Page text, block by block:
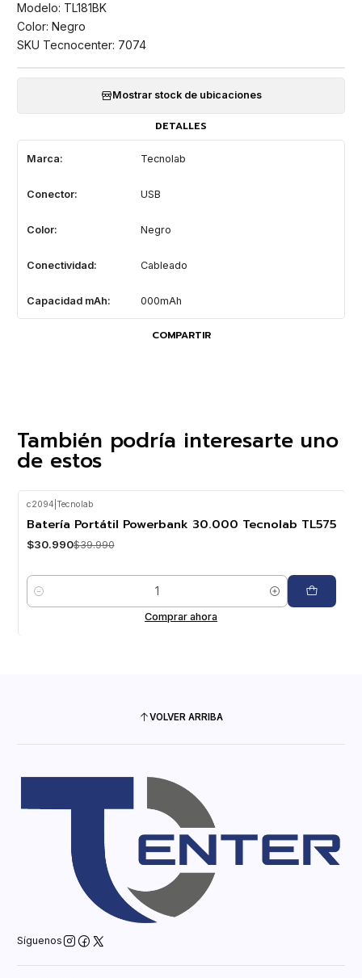
Modelo: TL181BK
Color: Negro
SKU Tecnocenter: 7074
Mostrar stock de ubicaciones
DETALLES
Marca: Tecnolab
Conector: USB
Color: Negro
Conectividad: Cableado
Capacidad mAh: 000mAh
COMPARTIR
También podría interesarte uno
de estos
c2094 Tecnolab
Batería Portátil Powerbank 30.000 Tecnolab TL575
$30.990$39.990
Cantidad
Comprar ahora
VOLVER ARRIBA
Síguenos